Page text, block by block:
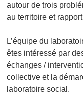
autour de trois
au territoire et
L’équipe du
êtes intéressé par
échanges /
collective et la
laboratoire social.